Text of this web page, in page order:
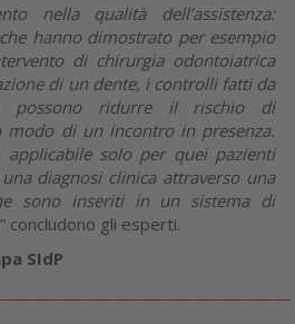
nella qualità dell’assistenza:
hanno dimostrato per esempio
di chirurgia odontoiatrica
di un dente, i controlli fatti da
possono ridurre il rischio di
modo di un incontro in presenza.
applicabile solo per quei pazienti
diagnosi clinica attraverso una
sono inseriti in un sistema di
concludono gli esperti.
SIdP